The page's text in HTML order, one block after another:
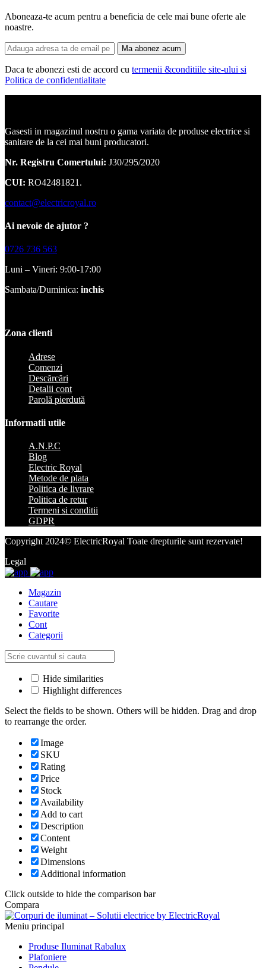
Aboneaza-te acum pentru a beneficia de cele mai bune oferte ale
noastre.
Ma abonez acum
Daca te abonezi esti de accord cu termenii &conditiile site-ului si
Politica de confidentialitate
Gasesti in magazinul nostru o gama variata de produse electrice si
sanitare de la cei mai buni producatori.
Nr. Registru Comertului: J30/295/2020
CUI: RO42481821.
contact@electricroyal.ro
Ai nevoie de ajutor ?
0726 736 563
Luni – Vineri: 9:00-17:00
Sambata/Duminica: inchis
Zona clienti
Adrese
Comenzi
Descărcări
Detalii cont
Parolă pierdută
Informatii utile
A.N.P.C
Blog
Electric Royal
Metode de plata
Politica de livrare
Politica de retur
Termeni si conditii
GDPR
Copyright 2024© ElectricRoyal Toate drepturile sunt rezervate!
Legal
Magazin
Cautare
Favorite
Cont
Categorii
Hide similarities
Highlight differences
Select the fields to be shown. Others will be hidden. Drag and drop
to rearrange the order.
Image
SKU
Rating
Price
Stock
Availability
Add to cart
Description
Content
Weight
Dimensions
Additional information
Click outside to hide the comparison bar
Compara
Meniu principal
Produse Iluminat Rabalux
Plafoniere